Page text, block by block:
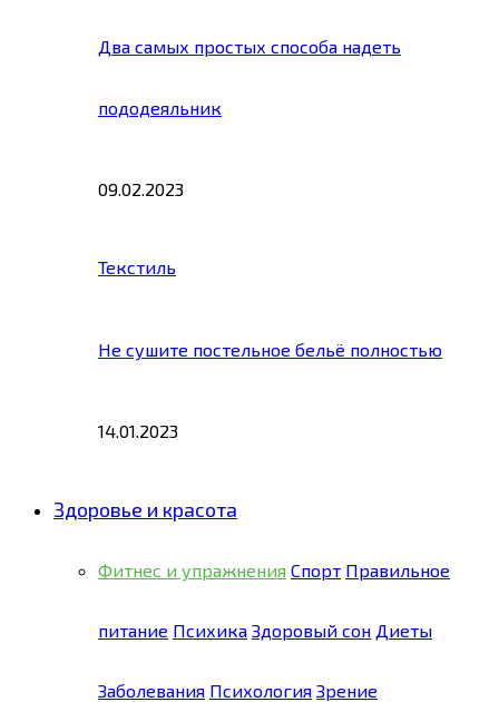
Два самых простых способа надеть
пододеяльник
09.02.2023
Текстиль
Не сушите постельное бельё полностью
14.01.2023
Здоровье и красота
Фитнес и упражнения Спорт Правильное
питание Психика Здоровый сон Диеты
Заболевания Психология Зрение